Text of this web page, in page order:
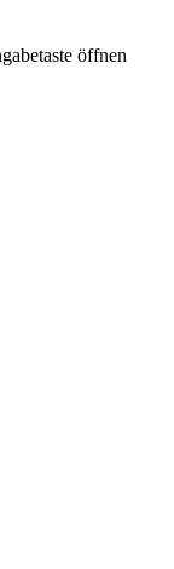
öffnen